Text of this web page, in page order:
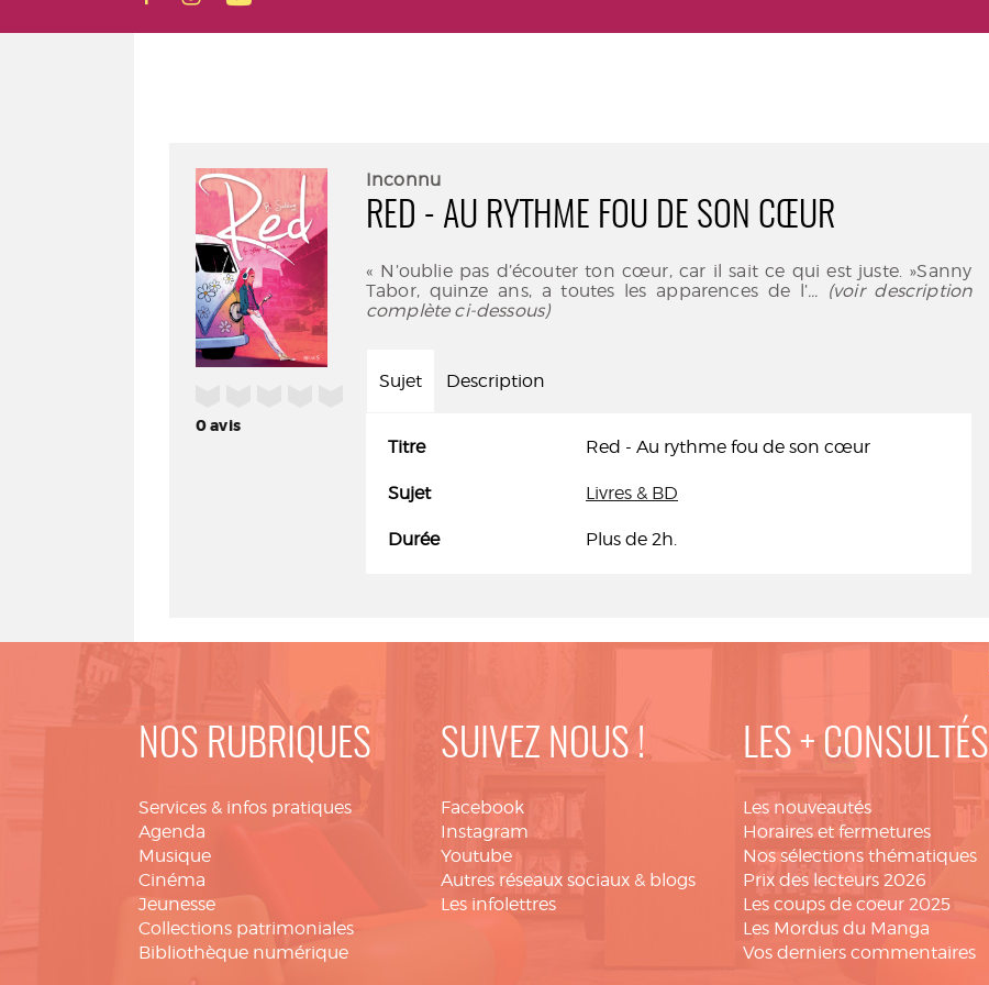
0avis
Inconnu
RED - AU RYTHME FOU DE SON CŒUR
« N’oublie pas d’écouter ton cœur, car il sait ce qui est juste. »Sanny
Tabor, quinze ans, a toutes les apparences de l’... (voir description
complète ci-dessous)
Sujet Description
Titre Red - Au rythme fou de son cœur
Sujet Livres & BD
Durée Plus de 2h.
NOS RUBRIQUES
Services & infos pratiques
Agenda
Musique
Cinéma
Jeunesse
Collections patrimoniales
Bibliothèque numérique
SUIVEZ NOUS !
Facebook
Instagram
Youtube
Autres réseaux sociaux & blogs
Les infolettres
LES + CONSULTÉS
Les nouveautés
Horaires et fermetures
Nos sélections thématiques
Prix des lecteurs 2026
Les coups de coeur 2025
Les Mordus du Manga
Vos derniers commentaires